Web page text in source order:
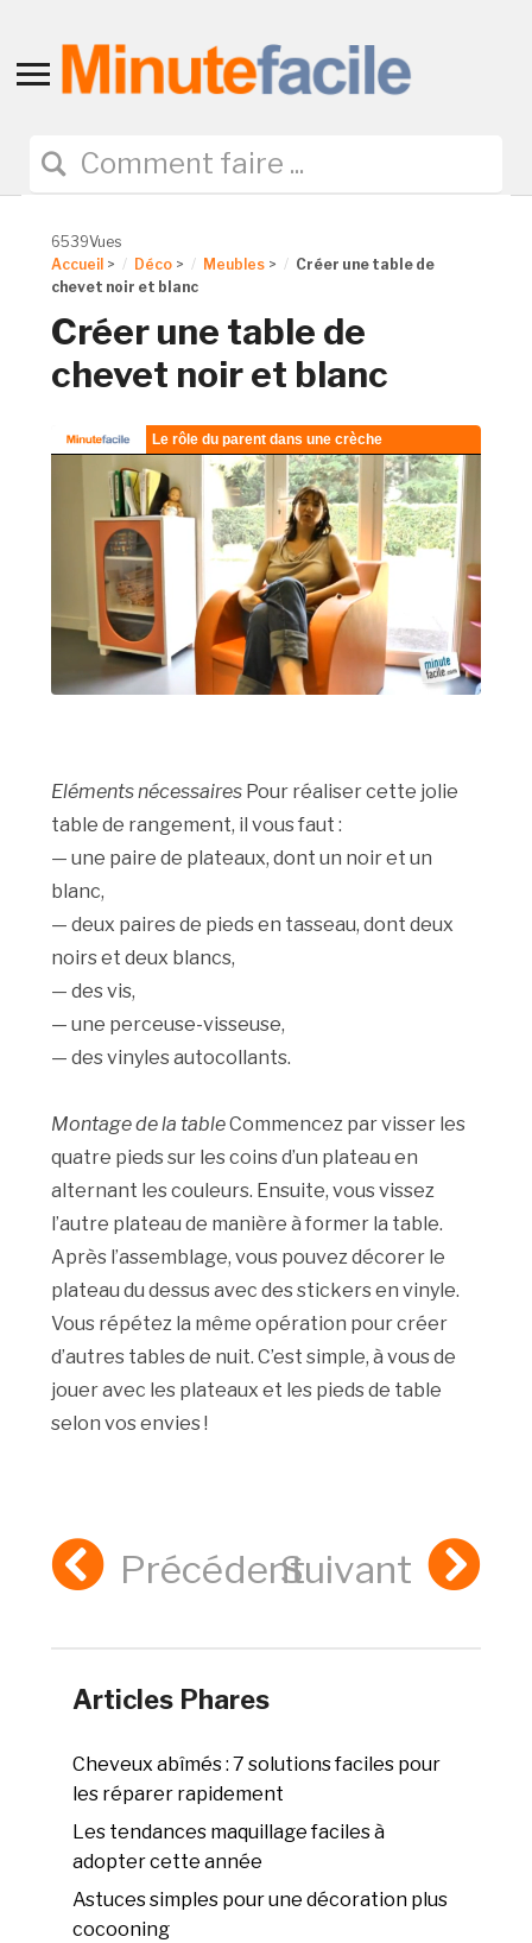
Toggle
navigation
6539Vues
Accueil > Déco > Meubles >
Créer une table de
chevet noir et blanc
Créer une table de
chevet noir et blanc
Eléments nécessaires Pour réaliser cette jolie
table de rangement, il vous faut :
— une paire de plateaux, dont un noir et un
blanc,
— deux paires de pieds en tasseau, dont deux
noirs et deux blancs,
— des vis,
— une perceuse-visseuse,
— des vinyles autocollants.
Montage de la tableCommencez par visser les
quatre pieds sur les coins d’un plateau en
alternant les couleurs. Ensuite, vous vissez
l’autre plateau de manière à former la table.
Après l’assemblage, vous pouvez décorer le
plateau du dessus avec des stickers en vinyle.
Vous répétez la même opération pour créer
d’autres tables de nuit. C’est simple, à vous de
jouer avec les plateaux et les pieds de table
selon vos envies !
PrécédentSuivant
Articles Phares
Cheveux abîmés : 7 solutions faciles pour
les réparer rapidement
Les tendances maquillage faciles à
adopter cette année
Astuces simples pour une décoration plus
cocooning